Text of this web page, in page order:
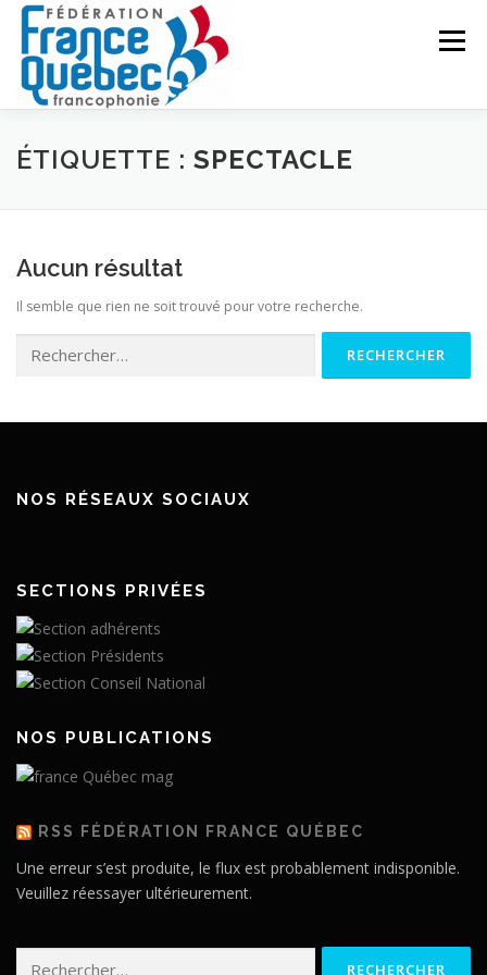
Aller
contenu
Menu
FÉDÉRATION ACTIVITÉS PUBLICATIONS
INTRANET
ÉTIQUETTE : SPECTACLE
Aucun résultat
Il semble que rien ne soit trouvé pour votre recherche.
NOS RÉSEAUX SOCIAUX
SECTIONS PRIVÉES
NOS PUBLICATIONS
RSS FÉDÉRATION FRANCE QUÉBEC
Une erreur s’est produite, le flux est probablement indisponible.
Veuillez réessayer ultérieurement.